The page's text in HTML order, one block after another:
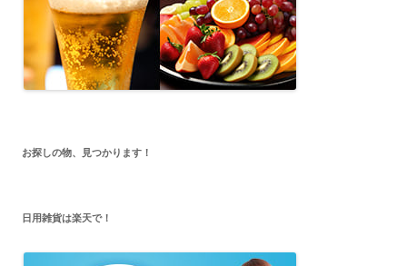
お探しの物、見つかります！
日用雑貨は楽天で！